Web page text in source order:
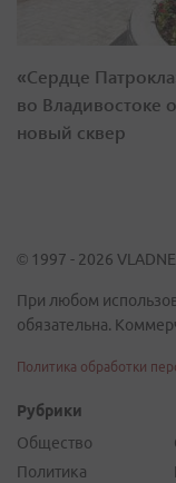
«Сердце
во Владивостоке
новый сквер
© 1997 - 2026
При любом
обязательна.
Политика обработки
Рубрики
Общество
Политика